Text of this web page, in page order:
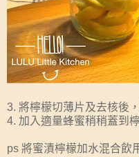
3. 將檸檬切薄片及去核後
4. 加入適量蜂蜜稍稍蓋到
ps 將蜜漬檸檬加水混合飲